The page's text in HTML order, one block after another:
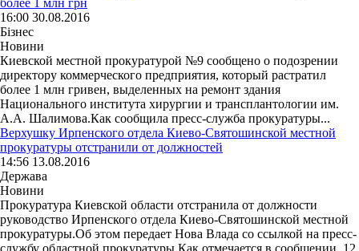
16:00 30.08.2016
Бізнес
Новини
Киевской местной прокуратурой №9 сообщено о подозрении
директору коммерческого предприятия, который растратил
более 1 млн гривен, выделенных на ремонт здания
Национального института хирургии и трансплантологии им.
А.А. Шалимова.Как сообщила пресс-служба прокуратуры...
Верхушку Ирпенского отдела Киево-Святошинской местной
прокуратуры отстранили от должностей
14:56 13.08.2016
Держава
Новини
Прокуратура Киевской области отстранила от должности
руководство Ирпенского отдела Киево-Святошинской местной
прокуратуры.Об этом передает Нова Влада со ссылкой на пресс-
службу областной прокуратуры.Как отмечается в сообщении, 12